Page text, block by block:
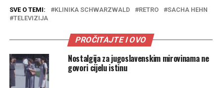
SVE O TEMI: KLINIKA SCHWARZWALD RETRO
SACHA HEHN
TELEVIZIJA
PROČITAJTE I OVO
Nostalgija za jugoslavenskim mirovinama ne
govori cijelu istinu